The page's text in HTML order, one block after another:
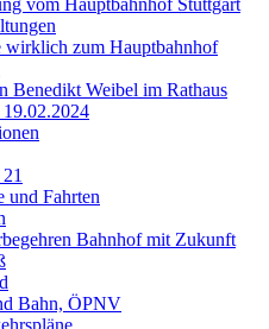
vom Hauptbahnhof Stuttgart
wirklich zum Hauptbahnhof
Benedikt Weibel im Rathaus
19.02.2024
und Fahrten
Bahnhof mit Zukunft
Bahn, ÖPNV